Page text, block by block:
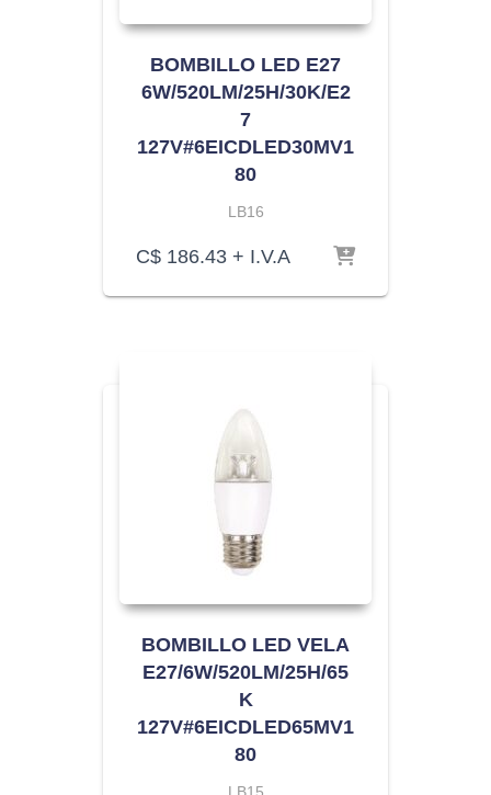
BOMBILLO LED E27
6W/520LM/25H/30K/E2
7
127V#6EICDLED30MV1
80
LB16
C$ 186.43 + I.V.A
BOMBILLO LED VELA
E27/6W/520LM/25H/65
K
127V#6EICDLED65MV1
80